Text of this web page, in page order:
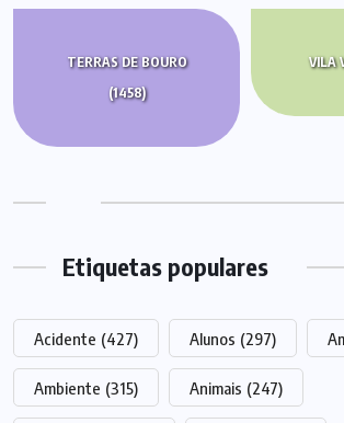
TERRAS DE BOURO
(1458)
VILA
Etiquetas populares
Acidente (427) Alunos (297)
Ambiente (315) Animais (247)